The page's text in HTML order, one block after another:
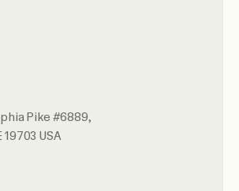
Pike #6889,
USA